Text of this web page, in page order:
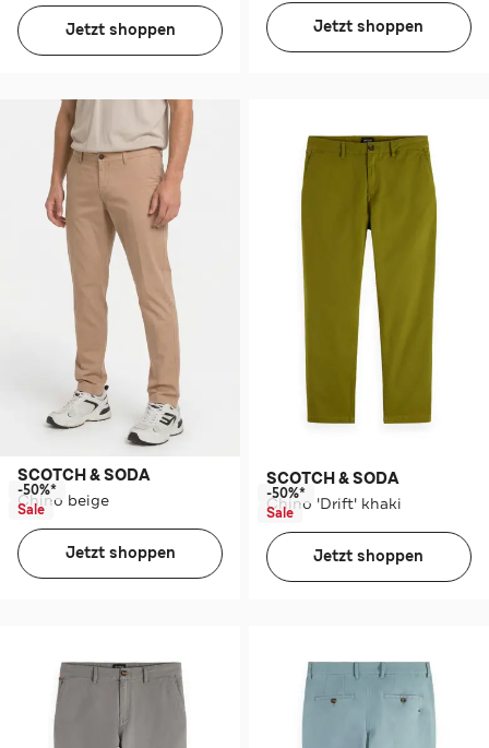
Jetzt shoppen Jetzt shoppen
SCOTCH & SODA
Chino beige
-50%*
Sale
Jetzt shoppen
SCOTCH & SODA
Chino 'Drift' khaki
-50%*
Sale
Jetzt shoppen